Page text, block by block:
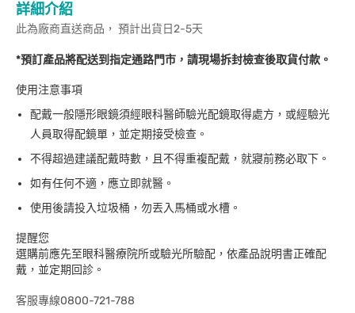
詳細介紹
此為廠商直送商品， 預計出貨日2-5天
*預訂產品將配送到指定通路門市，請現場拆封檢查後取貨付款。
使用注意事項
配戴一般隱形眼鏡須經眼科醫師驗光配鏡取得處方，或經驗光
人員取得配鏡單，並定期接受檢查。
不得超過建議配戴時數，且不得重複配戴，就寢前務必取下。
如有任何不適，應立即就醫。
使用後請投入垃圾桶，勿丟入馬桶或水槽。
提醒您
選購前應先至眼科醫療院所或驗光所驗配，依產品說明書正確配
戴，並定期回診。
客服專線0800-721-788